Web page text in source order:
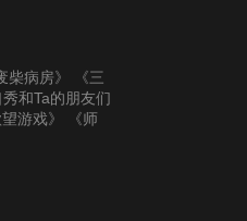
柴病房》
《三
秀和Ta的朋友们
游戏》 《师